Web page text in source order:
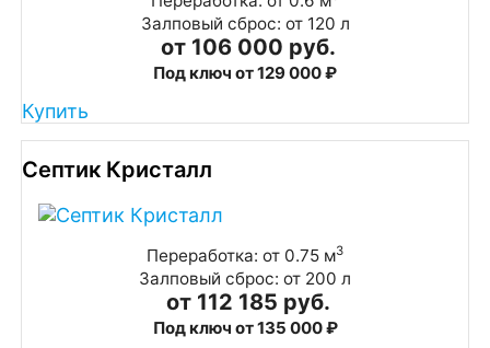
Залповый сброс: от 120 л
от 106 000 руб.
Под ключ от 129 000 ₽
Купить
Септик Кристалл
Переработка: от 0.75 м3
Залповый сброс: от 200 л
от 112 185 руб.
Под ключ от 135 000 ₽